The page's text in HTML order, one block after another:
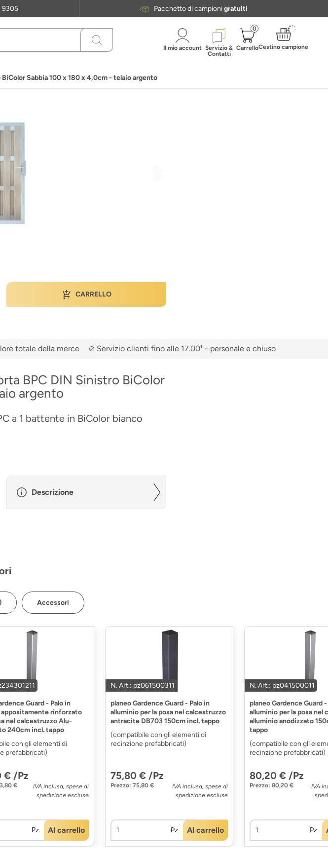
9305 Pacchetto di campionigratuiti
Il mio account Servizio &
Contatti
0
CarrelloCestino campione
Sabbia 100 x 180 x 4,0cm - telaio argento
CARRELLO
totale della merce Servizio clienti fino alle 17.00¹ - personale e chiuso
BPC DIN Sinistro BiColor
argento
a 1 battente in BiColor bianco
Descrizione
Accessori
Guard - Palo in
appositamente rinforzato
nel calcestruzzo Alu-
240cm incl. tappo
con gli elementi di
prefabbricati)
€ /Pz
€
IVA inclusa, spese di
spedizione escluse
Pz Al carrello
N. Art.: pz061500311
planeo Gardence Guard - Palo in
alluminio per la posa nel calcestruzzo
antracite DB703 150cm incl. tappo
(compatibile con gli elementi di
recinzione prefabbricati)
75,80 € /Pz
Prezzo: 75,80 €
IVA inclusa, spese di
spedizione escluse
Pz Al carrello
N. Art.: pz041500011
planeo Gardence Guard
alluminio per la posa nel
alluminio anodizzato
tappo
(compatibile con gli
recinzione prefabbricati)
80,20 € /Pz
Prezzo: 80,20 €
IVA
Pz